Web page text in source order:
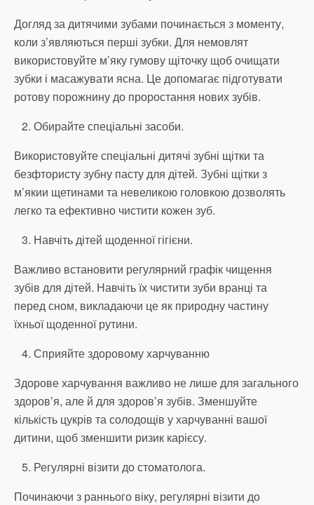
Догляд за дитячими зубами починається з моменту,
коли з’являються перші зубки. Для немовлят
використовуйте м’яку гумову щіточку щоб очищати
зубки і масажувати ясна. Це допомагає підготувати
ротову порожнину до проростання нових зубів.
Обирайте спеціальні засоби.
Використовуйте спеціальні дитячі зубні щітки та
безфтористу зубну пасту для дітей. Зубні щітки з
м’якии щетинами та невеликою головкою дозволять
легко та ефективно чистити кожен зуб.
Навчіть дітей щоденної гігієни.
Важливо встановити регулярний графік чищення
зубів для дітей. Навчіть їх чистити зуби вранці та
перед сном, викладаючи це як природну частину
їхньої щоденної рутини.
Сприяйте здоровому харчуванню
Здорове харчування важливо не лише для загального
здоров’я, але й для здоров’я зубів. Зменшуйте
кількість цукрів та солодощів у харчуванні вашої
дитини, щоб зменшити ризик карієсу.
Регулярні візити до стоматолога.
Починаючи з раннього віку, регулярні візити до